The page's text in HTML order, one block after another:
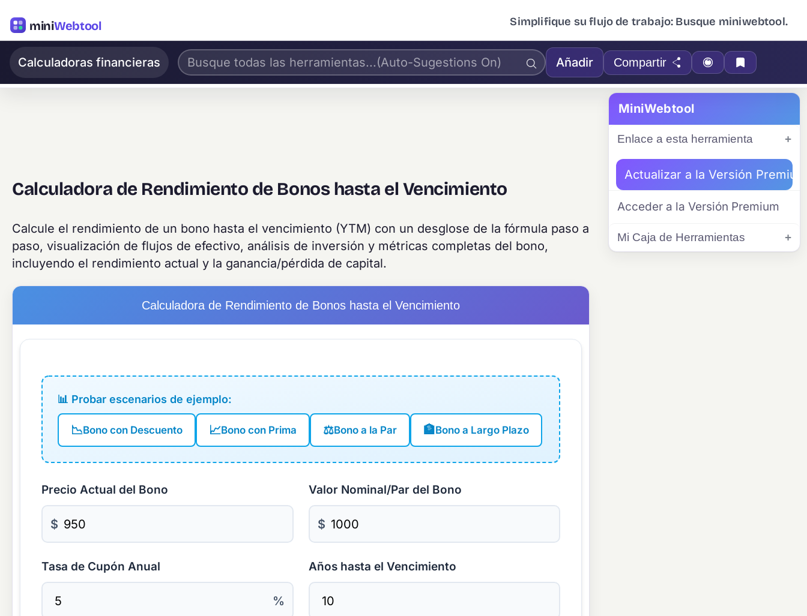
miniWebtool Simplifique su flujo de trabajo: Busque miniwebtool.
Calculadoras financieras Añadir Compartir
Calculadora de Rendimiento de Bonos hasta el Vencimiento
Calcule el rendimiento de un bono hasta el vencimiento (YTM) con un desglose de la fórmula paso a
paso, visualización de flujos de efectivo, análisis de inversión y métricas completas del bono,
incluyendo el rendimiento actual y la ganancia/pérdida de capital.
Calculadora de Rendimiento de Bonos hasta el Vencimiento
📊 Probar escenarios de ejemplo:
📉Bono con Descuento 📈Bono con Prima ⚖️Bono a la Par 🏦Bono a Largo Plazo
Precio Actual del Bono
$
Valor Nominal/Par del Bono
$
Tasa de Cupón Anual
%
Años hasta el Vencimiento
MiniWebtool
Enlace a esta herramienta
Actualizar a la Versión Premium
Acceder a la Versión Premium
Mi Caja de Herramientas